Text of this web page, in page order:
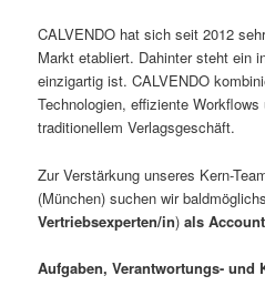
CALVENDO hat sich seit 2012
Markt etabliert. Dahinter steht ein
einzigartig ist. CALVENDO
Technologien, effiziente
traditionellem Verlagsgeschäft.
Zur Verstärkung unseres Kern-
(München) suchen wir
Vertriebsexperten/in) als
Aufgaben, Verantwortungs- und